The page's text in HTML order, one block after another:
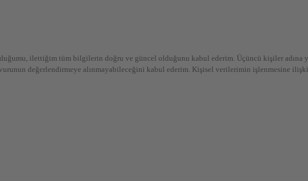
ilettiğim tüm bilgilerin doğru ve güncel olduğunu kabul ederim. Üçüncü kişiler adına
değerlendirmeye alınmayabileceğini kabul ederim. Kişisel verilerimin işlenmesine